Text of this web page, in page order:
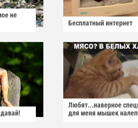
не
Бесплатный интернет
Любят...наверное
для меня мышек